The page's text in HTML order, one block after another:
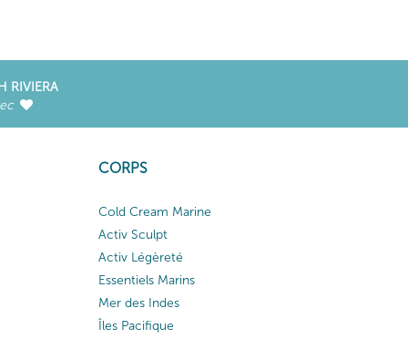
RIVIERA
CORPS
Cold Cream Marine
Activ Sculpt
Activ Légèreté
Essentiels Marins
Mer des Indes
Îles Pacifique